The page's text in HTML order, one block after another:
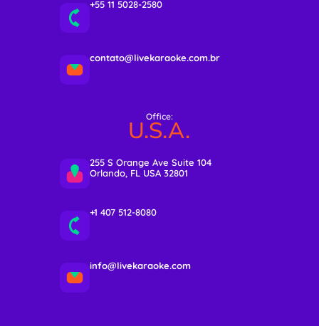
+55 11 5028-2580
contato@livekaraoke.com.br
Office:
U.S.A.
255 S Orange Ave Suite 104
Orlando, FL USA 32801
+1 407 512-8080
info@livekaraoke.com